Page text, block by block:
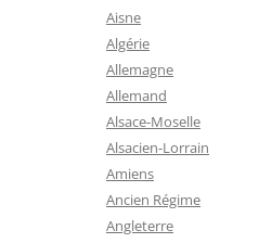
MER : BOURREAU ROBERT
CLÉMENT (1918-1944)
DE SAINTE-MARIE-SUR-
Aisne
Algérie
Allemagne
Allemand
Alsace-Moselle
Alsacien-Lorrain
Amiens
Ancien Régime
Angleterre